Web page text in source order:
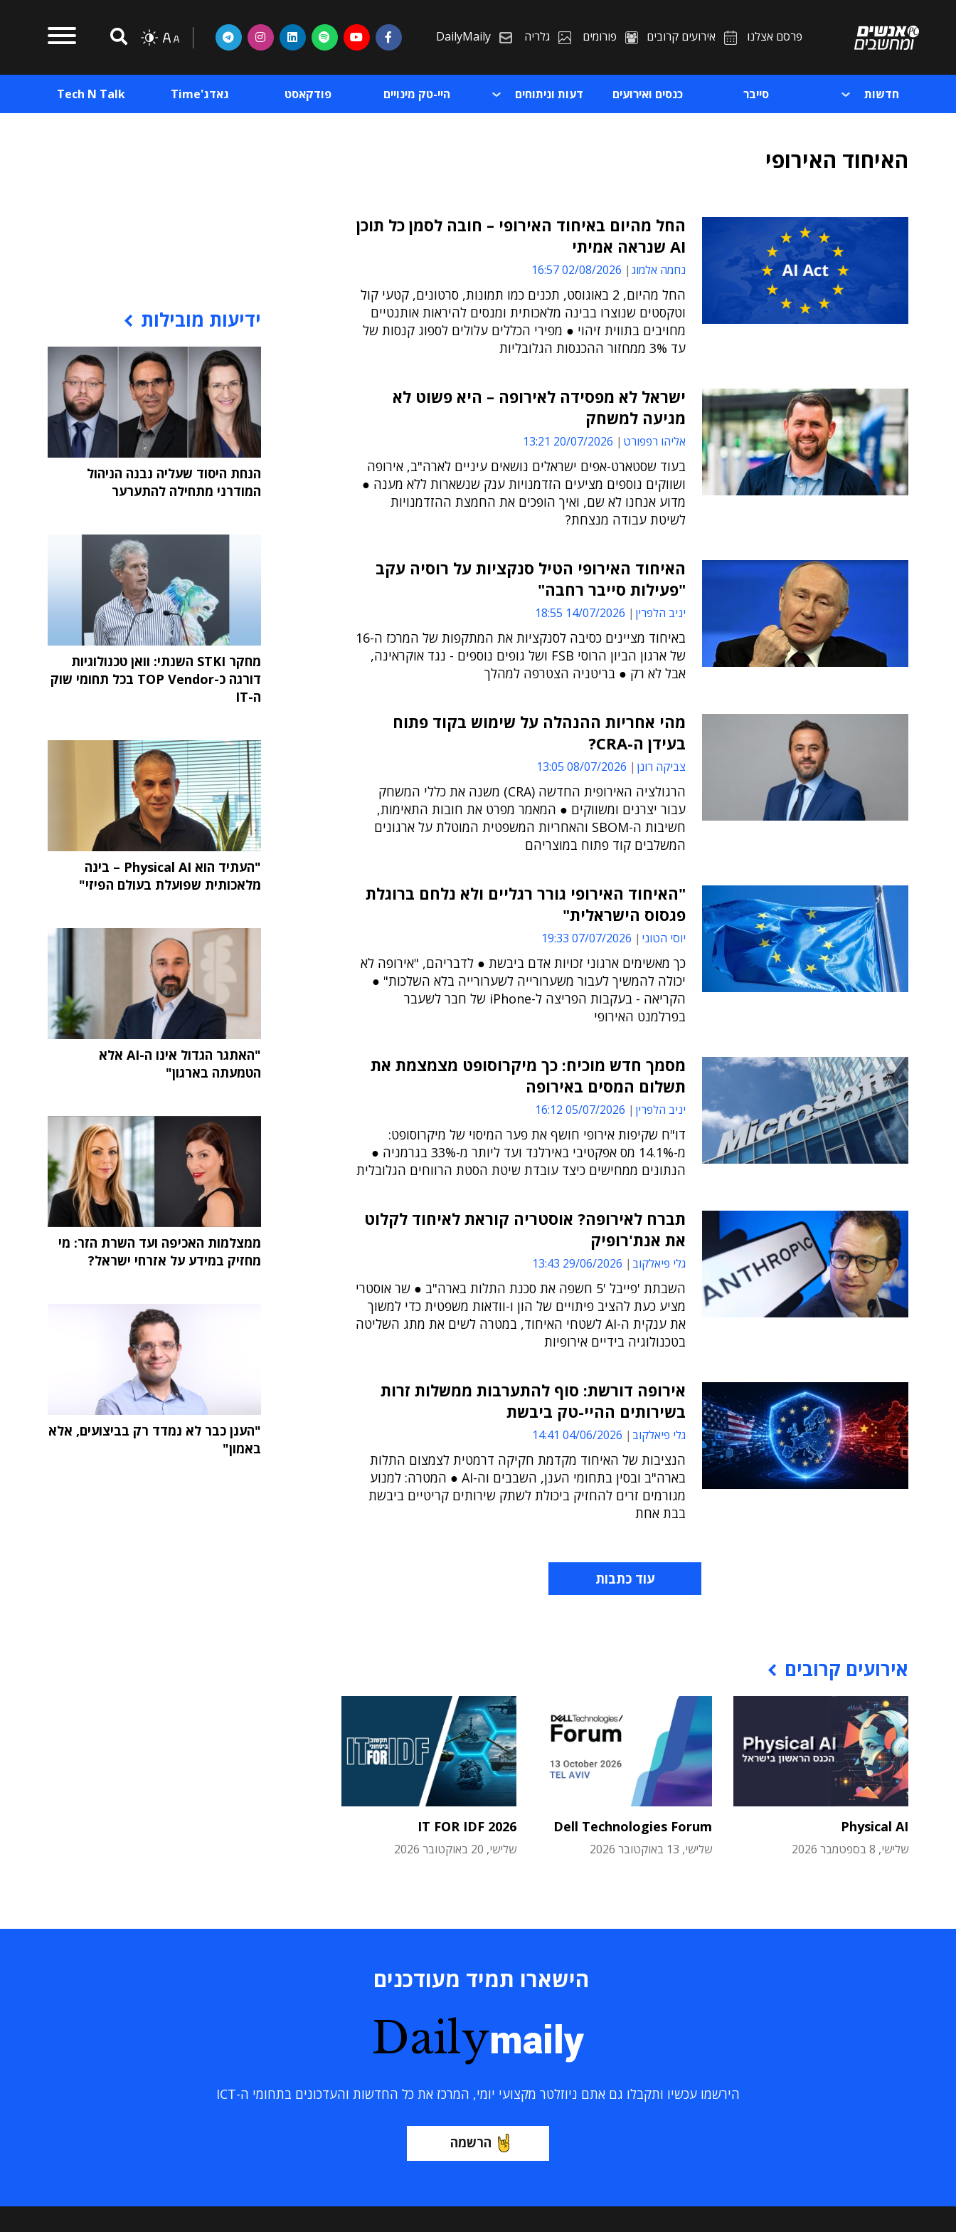
פרסם אצלנו אירועים קרובים פורומים גלריה DailyMaily
חדשות סייבר כנסים ואירועים דעות וניתוחים היי-טק מינויים פודקאסט גאדג'Time Tech N Talk
האיחוד האירופי
החל מהיום באיחוד האירופי – חובה לסמן כל תוכן
AI שנראה אמיתי
נחמה אלמוג 02/08/2026 16:57
החל מהיום, 2 באוגוסט, תכנים כמו תמונות, סרטונים, קטעי קול
וטקסטים שנוצרו בבינה מלאכותית ומנסים להיראות אותנטיים
מחויבים בתווית זיהוי ● מפירי הכללים עלולים לספוג קנסות של
עד 3% ממחזור ההכנסות הגלובליות
ישראל לא מפסידה לאירופה – היא פשוט לא
מגיעה למשחק
אליהו רפפורט 20/07/2026 13:21
בעוד שסטארט-אפים ישראלים נושאים עיניים לארה"ב, אירופה
ושווקים נוספים מציעים הזדמנויות ענק שנשארות ללא מענה ●
מדוע אנחנו לא שם, ואיך הופכים את החמצת ההזדמנויות
לשיטת עבודה מנצחת?
האיחוד האירופי הטיל סנקציות על רוסיה עקב
"פעילות סייבר רחבה"
יניב הלפרין 14/07/2026 18:55
באיחוד מציינים כסיבה לסנקציות את המתקפות של המרכז ה-16
של ארגון הביון הרוסי FSB ושל גופים נוספים - נגד אוקראינה,
אבל לא רק ● בריטניה הצטרפה למהלך
מהי אחריות ההנהלה על שימוש בקוד פתוח
בעידן ה-CRA?
צביקה רונן 08/07/2026 13:05
הרגולציה האירופית החדשה (CRA) משנה את כללי המשחק
עבור יצרנים ומשווקים ● המאמר מפרט את חובות התאימות,
חשיבות ה-SBOM והאחריות המשפטית המוטלת על ארגונים
המשלבים קוד פתוח במוצריהם
"האיחוד האירופי גורר רגליים ולא נלחם ברוגלת
פגסוס הישראלית"
יוסי הטוני 07/07/2026 19:33
כך מאשימים ארגוני זכויות אדם ביבשת ● לדבריהם, "אירופה לא
יכולה להמשיך לעבור משערורייה לשערורייה בלא השלכות" ●
הקריאה - בעקבות הפריצה ל-iPhone של חבר לשעבר
בפרלמנט האירופי
מסמך חדש מוכיח: כך מיקרוסופט מצמצמת את
תשלום המסים באירופה
יניב הלפרין 05/07/2026 16:12
דו"ח שקיפות אירופי חושף את פער המיסוי של מיקרוסופט:
מ-14.1% מס אפקטיבי באירלנד ועד ליותר מ-33% בגרמניה ●
הנתונים ממחישים כיצד עובדת שיטת הסטת הרווחים הגלובלית
תברח לאירופה? אוסטריה קוראת לאיחוד לקלוט
את אנת'רופיק
גלי פיאלקוב 29/06/2026 13:43
השבתת 'פייבל '5 חשפה את סכנת התלות בארה"ב ● שר אוסטרי
מציע כעת להציב פיתויים של הון ו-וודאות משפטית כדי למשוך
את ענקית ה-AI לשטחי האיחוד, במטרה לשים את מתג השליטה
בטכנולוגיה בידיים אירופיות
אירופה דורשת: סוף להתערבות ממשלות זרות
בשירותים ההיי-טק ביבשת
גלי פיאלקוב 04/06/2026 14:41
הנציבות של האיחוד מקדמת חקיקה דרמטית לצמצום התלות
בארה"ב ובסין בתחומי הענן, השבבים וה-AI ● המטרה: למנוע
מגורמים זרים להחזיק ביכולת לשתק שירותים קריטיים ביבשת
בבת אחת
עוד כתבות
אירועים קרובים
Physical AI
שלישי, 8 בספטמבר 2026
Dell Technologies Forum
שלישי, 13 באוקטובר 2026
IT FOR IDF 2026
שלישי, 20 באוקטובר 2026
ידיעות מובילות
הנחת היסוד שעליה נבנה הניהול
המודרני מתחילה להתערער
מחקר STKI השנתי: וואן טכנולוגיות
דורגה כ-TOP Vendor בכל תחומי שוק
ה-IT
"העתיד הוא Physical AI – בינה
מלאכותית שפועלת בעולם הפיזי"
"האתגר הגדול אינו ה-AI אלא
הטמעתה בארגון"
ממצלמות האכיפה ועד השרת הזר: מי
מחזיק במידע על אזרחי ישראל?
"הענן כבר לא נמדד רק בביצועים, אלא
באמון"
הישארו תמיד מעודכנים
Dailymaily
הירשמו עכשיו ותקבלו גם אתם ניוזלטר מקצועי יומי, המרכז את כל החדשות והעדכונים בתחומי ה-ICT
הרשמה